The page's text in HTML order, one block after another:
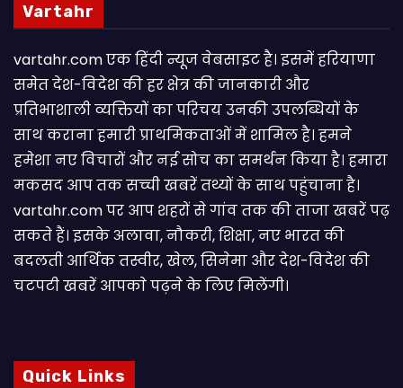
Vartahr
vartahr.com एक हिंदी न्यूज वेबसाइट है। इसमें हरियाणा
समेत देश-विदेश की हर क्षेत्र की जानकारी और
प्रतिभाशाली व्यक्तियों का परिचय उनकी उपलब्धियों के
साथ कराना हमारी प्राथमिकताओं में शामिल है। हमने
हमेशा नए विचारों और नई सोच का समर्थन किया है। हमारा
मकसद आप तक सच्ची खबरें तथ्यों के साथ पहुंचाना है।
vartahr.com पर आप शहरों से गांव तक की ताजा खबरें पढ़
सकते हैं। इसके अलावा, नौकरी, शिक्षा, नए भारत की
बदलती आर्थिक तस्वीर, खेल, सिनेमा और देश-विदेश की
चटपटी खबरें आपकाे पढ़ने के लिए मिलेंगी।
Quick Links